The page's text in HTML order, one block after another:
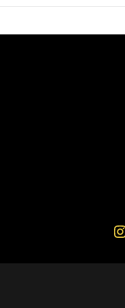
Instagram